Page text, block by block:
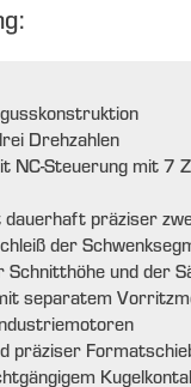
Drehzahlen
NC-Steuerung mit 7
dauerhaft präziser
der
Schnitthöhe und der
separatem
präziser